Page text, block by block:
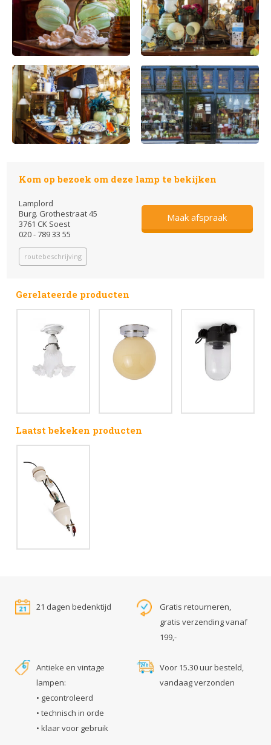
Kom op bezoek om deze lamp te bekijken
Lamplord
Burg. Grothestraat 45
3761 CK Soest
020 - 789 33 55
routebeschrijving
Maak afspraak
Gerelateerde producten
Laatst bekeken producten
21 dagen bedenktijd
Gratis retourneren,
gratis verzending vanaf
199,-
Antieke en vintage
lampen:
• gecontroleerd
• technisch in orde
• klaar voor gebruik
Voor 15.30 uur besteld,
vandaag verzonden